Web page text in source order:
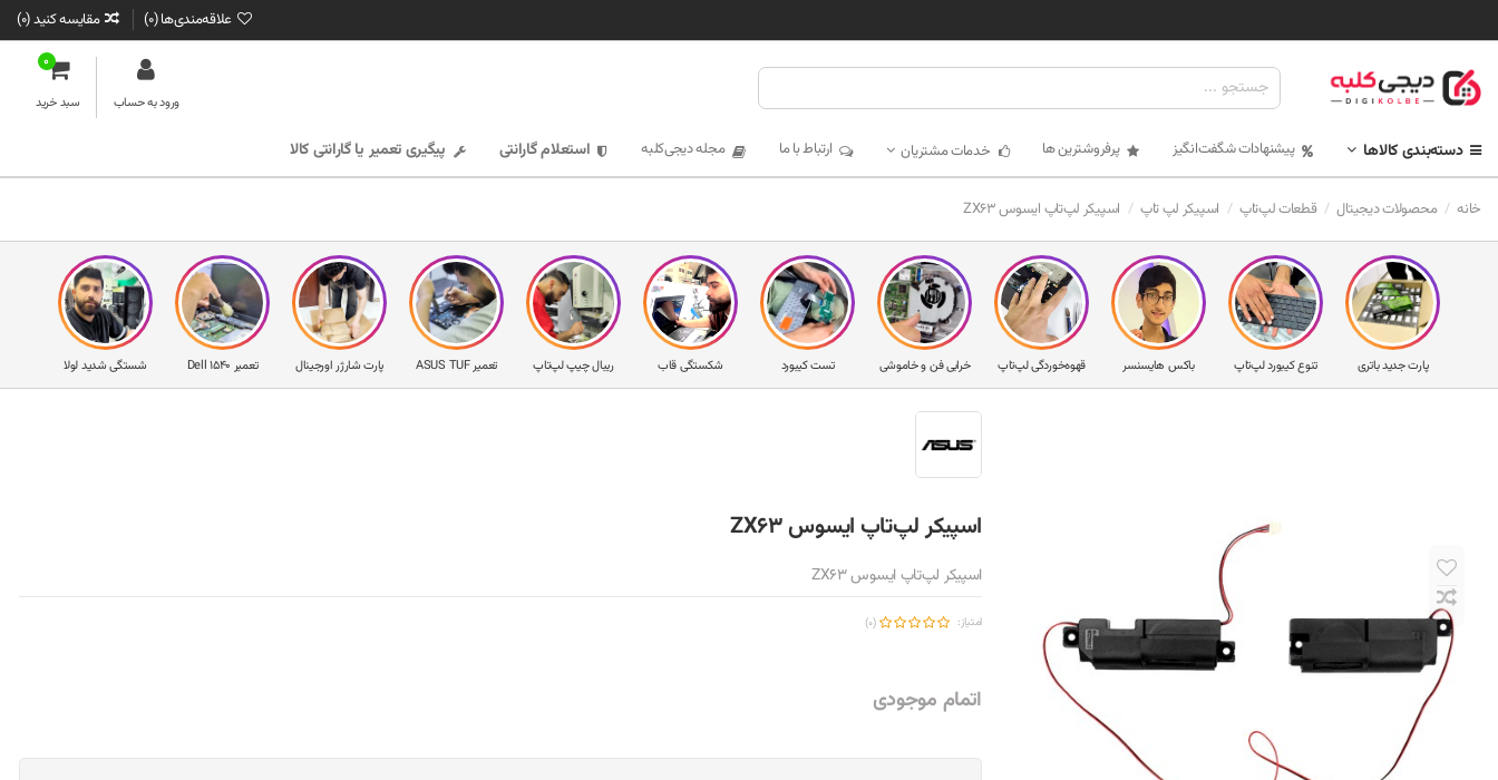
علاقه‌مندی‌ها (0
) مقایسه کنید (0
)
ورود به حساب
0
سبد خرید
دسته‌بندی کالاها پیشنهادات شگفت‌انگیز پرفروشترین ها خدمات مشتریان ارتباط با ما مجله دیجی‌کلبه استعلام گارانتی پیگیری تعمیر یا گارانتی کالا
خانه محصولات دیجیتال قطعات لپ‌تاپ اسپیکر لپ تاپ اسپیکر لپ‌تاپ ایسوس ZX63
شستگی شدید لولا تعمیر Dell 1540 پارت شارژر اورجینال تعمیر ASUS TUF ریبال چیپ لپ‌تاپ شکستگی قاب تست کیبورد خرابی فن و خاموشی قهوه‌خوردگی لپ‌تاپ باکس هایسنسر تنوع کیبورد لپ‌تاپ پارت جدید باتری
اسپیکر لپ‌تاپ ایسوس ZX63
اسپیکر لپ‌تاپ ایسوس ZX63
امتیاز: (0)
اتمام موجودی